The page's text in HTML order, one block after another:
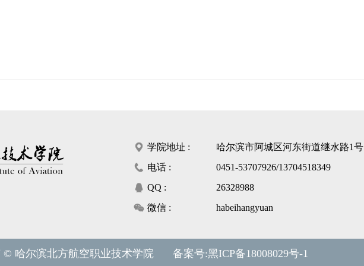
学院地址 :
哈尔滨市阿城区河东街道继水路1号
电话 :
0451-53707926/13704518349
QQ :
26328988
微信 :
habeihangyuan
© 哈尔滨北方航空职业技术学院 备案号:黑ICP备18008029号-1